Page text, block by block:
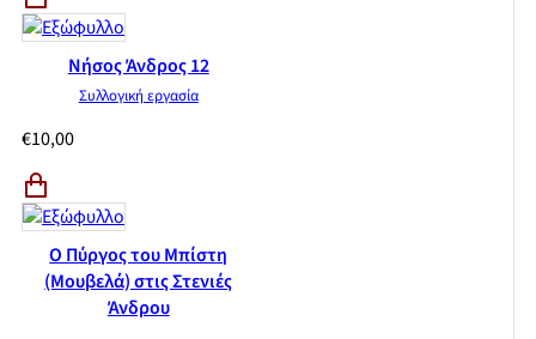
Νήσος Άνδρος 12
Συλλογική εργασία
€10,00
Ο Πύργος του Μπίστη
(Μουβελά) στις Στενιές
Άνδρου